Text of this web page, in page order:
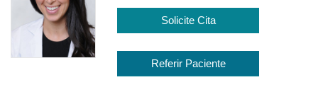
Solicite Cita
Referir Paciente